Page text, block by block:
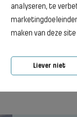
analyseren, te
maken van deze
Liever niet
worden voor